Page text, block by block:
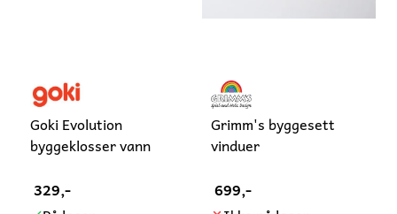
Goki Evolution
byggeklosser vann
329,-
Grimm's byggesett
vinduer
699,-